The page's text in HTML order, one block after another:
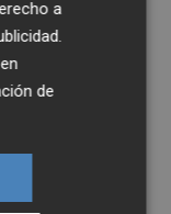
a
de